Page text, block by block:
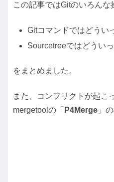
この記事ではGitのいろんな
Gitコマンドではどうい
Sourcetreeではどうい
をまとめました。
また、コンフリクトが起こ
mergetoolの「 P4Merge 」